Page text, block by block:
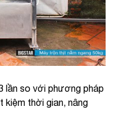
lần so với phương pháp
kiệm thời gian, nâng